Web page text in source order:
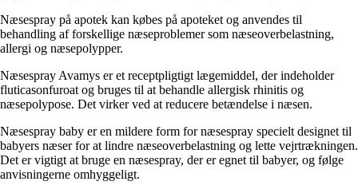
Næsespray på apotek kan købes på apoteket og anvendes til
behandling af forskellige næseproblemer som næseoverbelastning,
allergi og næsepolypper.
Næsespray Avamys er et receptpligtigt lægemiddel, der indeholder
fluticasonfuroat og bruges til at behandle allergisk rhinitis og
næsepolypose. Det virker ved at reducere betændelse i næsen.
Næsespray baby er en mildere form for næsespray specielt designet til
babyers næser for at lindre næseoverbelastning og lette vejrtrækningen.
Det er vigtigt at bruge en næsespray, der er egnet til babyer, og følge
anvisningerne omhyggeligt.